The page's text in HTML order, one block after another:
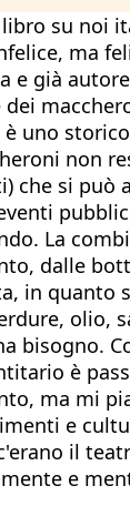
libro su noi
ma
e già
uno
non
che si può
La
dalle
in quanto
olio,
bisogno.
è
ma mi
e
il
e